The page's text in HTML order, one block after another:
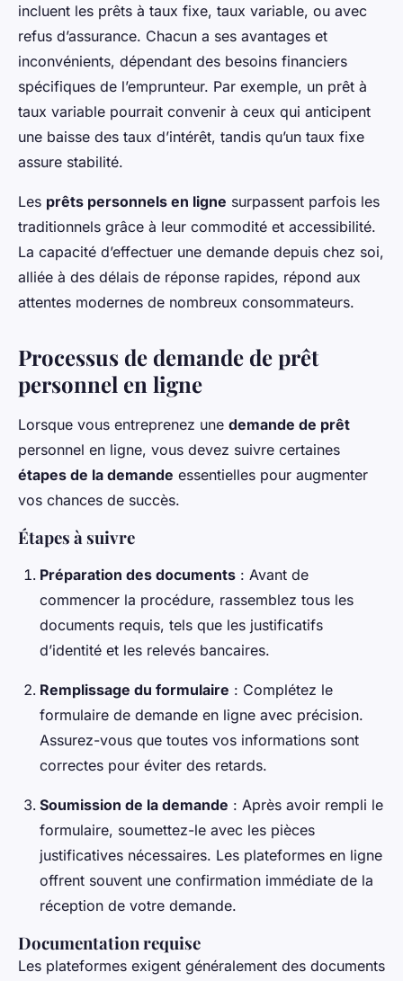
incluent les prêts à taux fixe, taux variable, ou avec
refus d’assurance. Chacun a ses avantages et
inconvénients, dépendant des besoins financiers
spécifiques de l’emprunteur. Par exemple, un prêt à
taux variable pourrait convenir à ceux qui anticipent
une baisse des taux d’intérêt, tandis qu’un taux fixe
assure stabilité.
Les prêts personnels en ligne surpassent parfois les
traditionnels grâce à leur commodité et accessibilité.
La capacité d’effectuer une demande depuis chez soi,
alliée à des délais de réponse rapides, répond aux
attentes modernes de nombreux consommateurs.
Processus de demande de prêt
personnel en ligne
Lorsque vous entreprenez une demande de prêt
personnel en ligne, vous devez suivre certaines
étapes de la demande essentielles pour augmenter
vos chances de succès.
Étapes à suivre
Préparation des documents : Avant de
commencer la procédure, rassemblez tous les
documents requis, tels que les justificatifs
d’identité et les relevés bancaires.
Remplissage du formulaire : Complétez le
formulaire de demande en ligne avec précision.
Assurez-vous que toutes vos informations sont
correctes pour éviter des retards.
Soumission de la demande : Après avoir rempli le
formulaire, soumettez-le avec les pièces
justificatives nécessaires. Les plateformes en ligne
offrent souvent une confirmation immédiate de la
réception de votre demande.
Documentation requise
Les plateformes exigent généralement des documents